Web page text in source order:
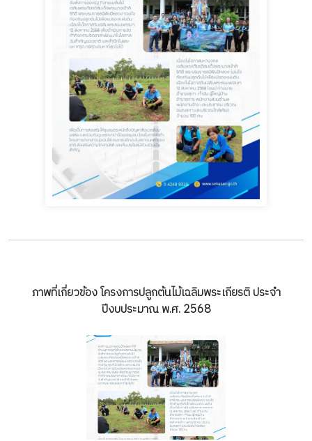
ภาพที่เกี่ยวข้อง โครงการปลูกต้นไม้เฉลิมพระเกียรติ ประจำ
ปีงบประมาณ พ.ศ. 2568